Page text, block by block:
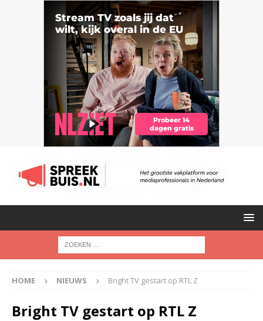
HOME NIEUWS Bright TV gestart op RTL Z
Bright TV gestart op RTL Z